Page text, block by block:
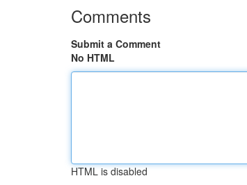
Comments
Submit a Comment
No HTML
HTML is disabled